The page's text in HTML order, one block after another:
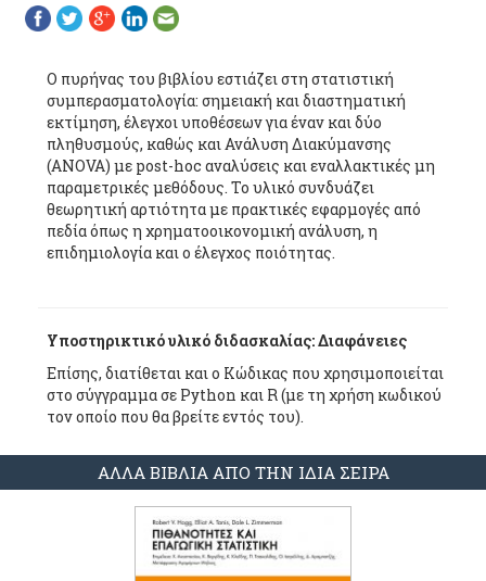
Ο πυρήνας του βιβλίου εστιάζει στη στατιστική
συμπερασματολογία: σημειακή και διαστηματική
εκτίμηση, έλεγχοι υποθέσεων για έναν και δύο
πληθυσμούς, καθώς και Ανάλυση Διακύμανσης
(ANOVA) με post-hoc αναλύσεις και εναλλακτικές μη
παραμετρικές μεθόδους. Το υλικό συνδυάζει
θεωρητική αρτιότητα με πρακτικές εφαρμογές από
πεδία όπως η χρηματοοικονομική ανάλυση, η
επιδημιολογία και ο έλεγχος ποιότητας.
Υποστηρικτικό υλικό διδασκαλίας: Διαφάνειες
Επίσης, διατίθεται και ο Κώδικας που χρησιμοποιείται
στο σύγγραμμα σε Python και R (με τη χρήση κωδικού
τον οποίο που θα βρείτε εντός του).
ΑΛΛΑ ΒΙΒΛΙΑ ΑΠΟ ΤΗΝ ΙΔΙΑ ΣΕΙΡΑ